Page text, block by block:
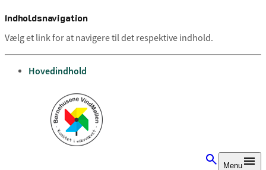
Indholdsnavigation
Vælg et link for at navigere til det respektive indhold.
gå til
Hovedindhold
Menu